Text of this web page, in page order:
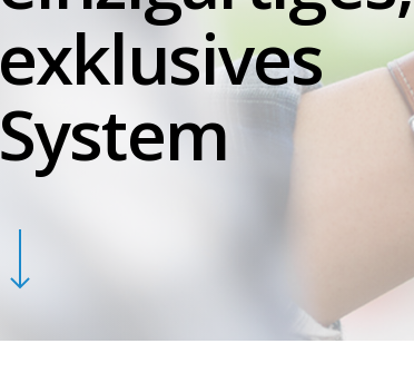
exklusives
System